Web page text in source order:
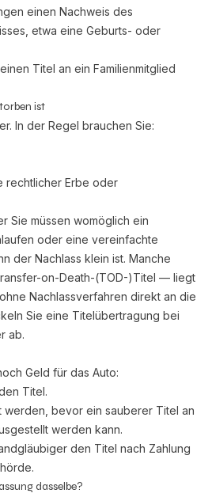
einen Nachweis des
etwa eine Geburts- oder
Titel an ein Familienmitglied
ist
In der Regel brauchen Sie:
rechtlicher Erbe oder
Sie müssen womöglich ein
oder eine vereinfachte
der Nachlass klein ist. Manche
on-Death-(TOD-)Titel — liegt
Nachlassverfahren direkt an die
Sie eine Titelübertragung bei
ab.
Geld für das Auto:
Titel.
werden, bevor ein sauberer Titel an
werden kann.
den Titel nach Zahlung
dasselbe?